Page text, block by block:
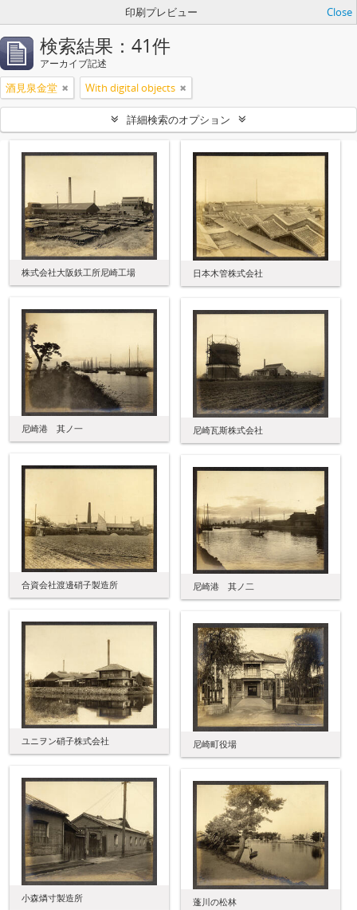
印刷プレビュー Close
検索結果：41件
アーカイブ記述
酒見泉金堂 With digital objects
詳細検索のオプション
株式会社大阪鉄工所尼崎工場 日本木管株式会社
尼崎港 其ノ一 尼崎瓦斯株式会社
合資会社渡邊硝子製造所 尼崎港 其ノ二
ユニヲン硝子株式会社 尼崎町役場
小森燐寸製造所 蓬川の松林